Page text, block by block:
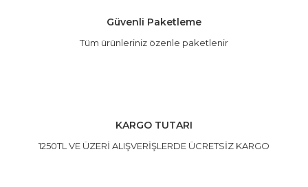
Güvenli Paketleme
Tüm ürünleriniz özenle paketlenir
KARGO TUTARI
1250TL VE ÜZERİ ALIŞVERİŞLERDE ÜCRETSİZ KARGO